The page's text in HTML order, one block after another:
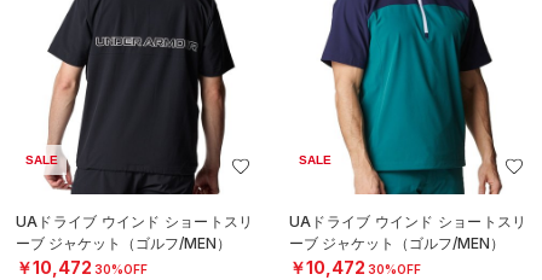
SALE
UAドライブ ウインド ショートスリ
ーブ ジャケット（ゴルフ/MEN）
￥10,472 30%OFF
SALE
UAドライブ ウインド ショートスリ
ーブ ジャケット（ゴルフ/MEN）
￥10,472 30%OFF